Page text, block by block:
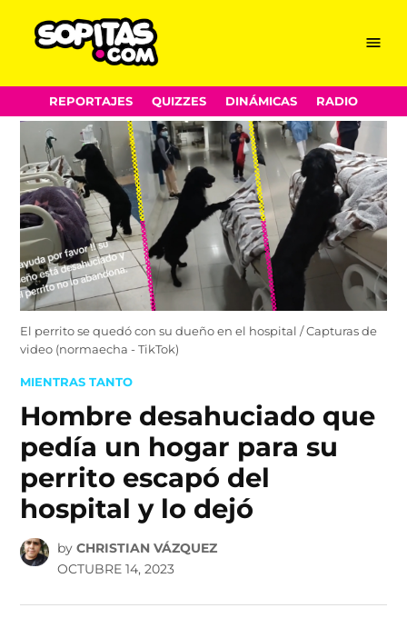
Skip
to
content
Menu
REPORTAJES QUIZZES DINÁMICAS RADIO
El perrito se quedó con su dueño en el hospital / Capturas de
video (normaecha - TikTok)
POSTED
MIENTRAS TANTO
Hombre desahuciado que
pedía un hogar para su
perrito escapó del
hospital y lo dejó
by CHRISTIAN VÁZQUEZ
OCTUBRE 14, 2023